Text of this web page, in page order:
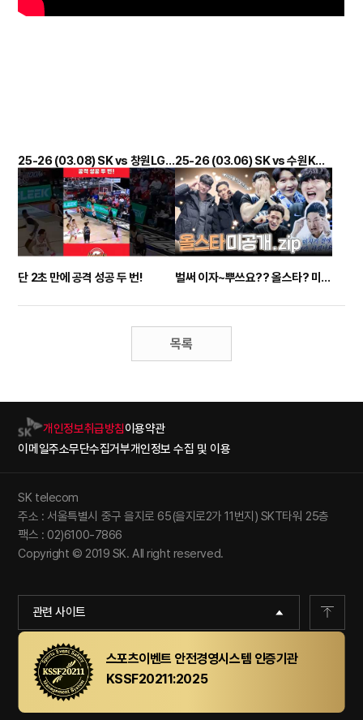
25-26 (03.08) SK vs 창원LG 정규리그 하이라이트 25-26 (03.06) SK vs 수원KT 정규리그 하이라이트
단 2초 만에 공격 성공 두 번! 벌써 이자~뿌쓰요?? 올스타? 미공개.zip??
목록
개인정보취급방침이용약관
이메일주소무단수집거부개인정보 수집 및 이용
관련 사이트
SK telecom
주소 : 서울특별시 중구 을지로 65(을지로2가 11번지) SKT타워 25층
팩스 : 02)6100-7866
Copyright © 2019 SK. All right reserved.
스포츠이벤트 안전경영시스템 인증기관
KSSF20211:2025